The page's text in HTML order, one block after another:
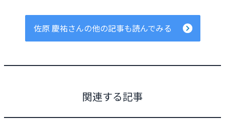
佐原 慶祐さんの他の記事も読んでみる
関連する記事